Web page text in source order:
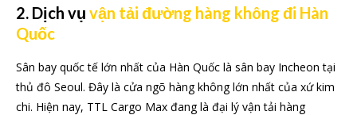
2. Dịch vụ vận tải đường hàng không đi Hàn
Quốc
Sân bay quốc tế lớn nhất của Hàn Quốc là sân bay Incheon tại
thủ đô Seoul. Đây là cửa ngõ hàng không lớn nhất của xứ kim
chi. Hiện nay, TTL Cargo Max đang là đại lý vận tải hàng